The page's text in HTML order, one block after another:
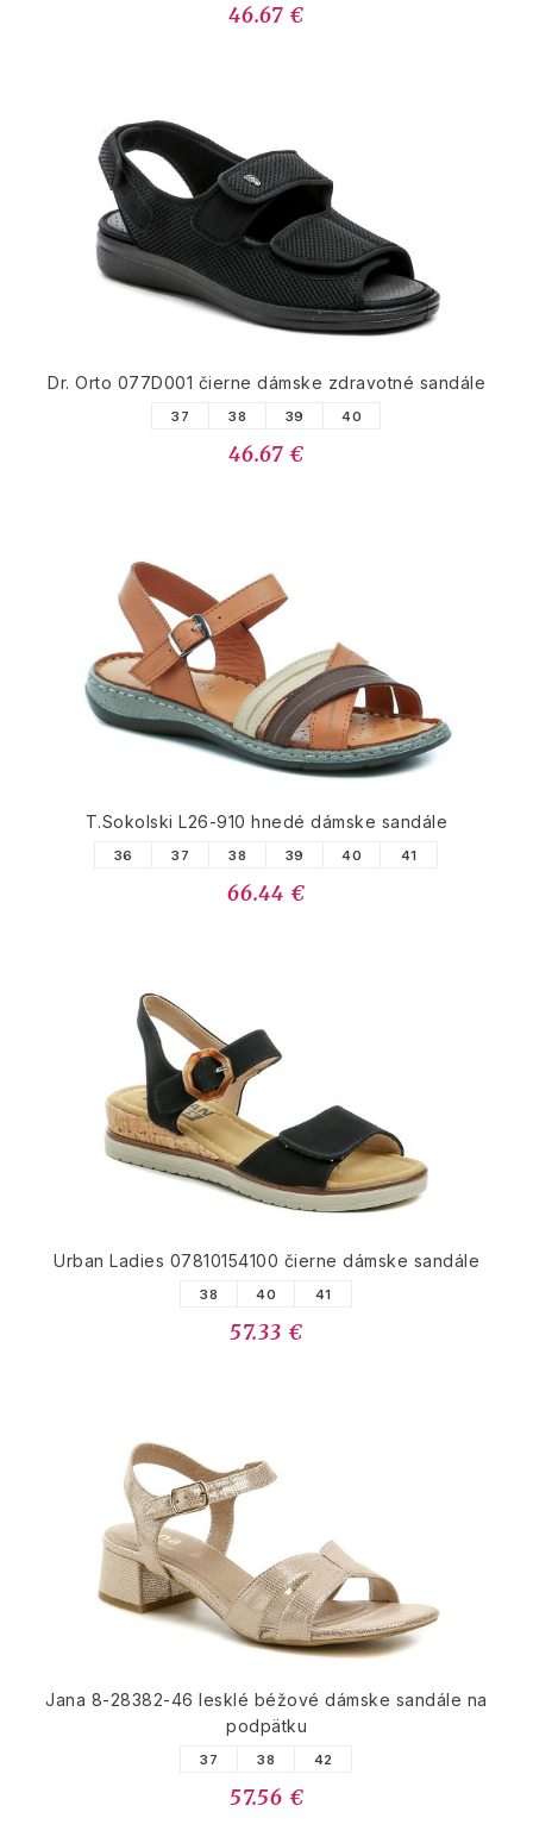
46.67 €
Dr. Orto 077D001 čierne dámske zdravotné sandále
37 38 39 40
46.67 €
T.Sokolski L26-910 hnedé dámske sandále
36 37 38 39 40 41
66.44 €
Urban Ladies 07810154100 čierne dámske sandále
38 40 41
57.33 €
Jana 8-28382-46 lesklé béžové dámske sandále na
podpätku
37 38 42
57.56 €